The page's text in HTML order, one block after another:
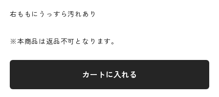
右ももにうっすら汚れあり
※本商品は返品不可となります。
カートに入れる